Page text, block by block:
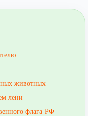
животных
лени
флага РФ